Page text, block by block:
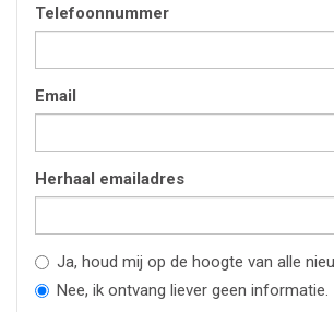
Telefoonnummer
Email
Herhaal emailadres
Ja, houd mij op de hoogte van alle
Nee, ik ontvang liever geen informatie.